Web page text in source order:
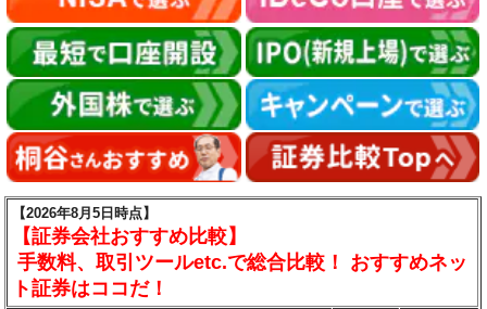
【2026年8月5日時点】
【証券会社おすすめ比較】
手数料、取引ツールetc.で総合比較！ おすすめネッ
ト証券はココだ！